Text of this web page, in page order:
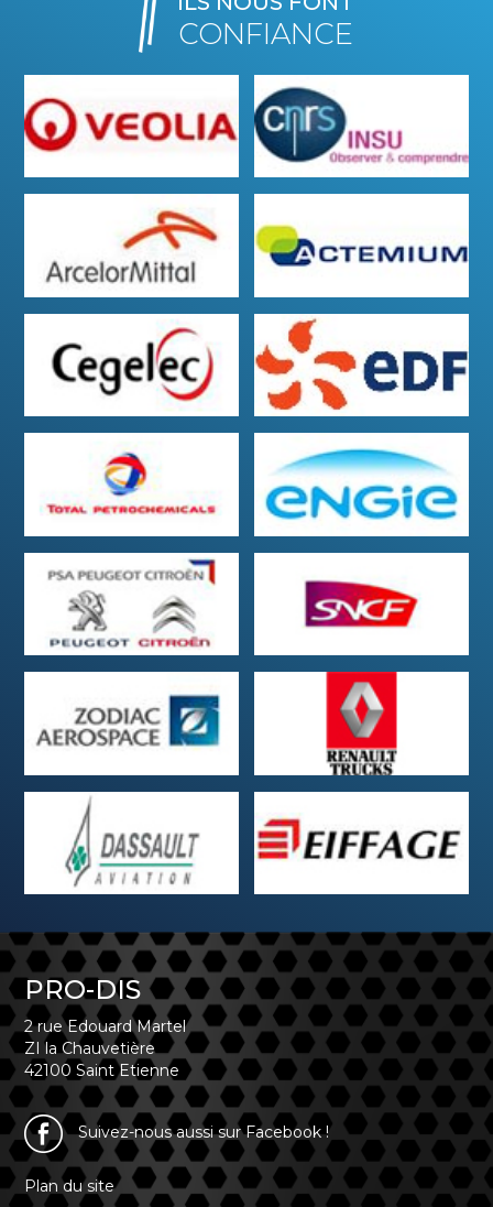
CONFIANCE
PRO-DIS
2 rue Edouard Martel
ZI la Chauvetière
42100 Saint Etienne
Suivez-nous aussi sur Facebook !
Plan du site